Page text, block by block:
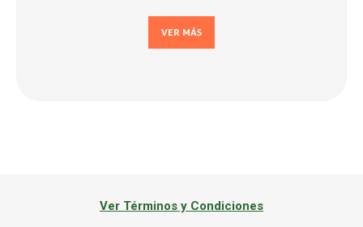
VER MÁS
Ver Términos y Condiciones